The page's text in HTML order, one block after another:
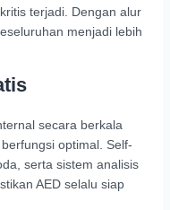
terjadi. Dengan alur
menjadi lebih
secara berkala
optimal. Self-
serta sistem analisis
AED selalu siap